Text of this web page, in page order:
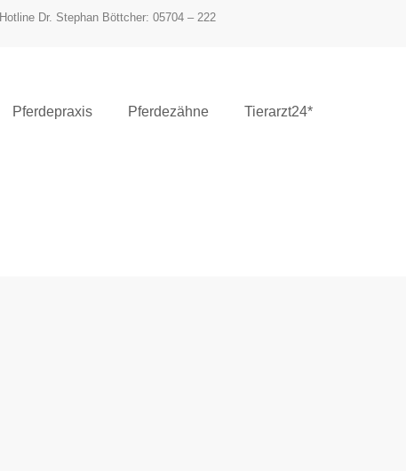
Hotline Dr. Stephan Böttcher: 05704 – 222
Pferdepraxis Pferdezähne Tierarzt24*